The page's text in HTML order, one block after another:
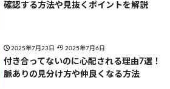
確認する方法や見抜くポイントを解説
2025年7月23日 2025年7月6日
付き合ってないのに心配される理由7選！
脈ありの見分け方や仲良くなる方法